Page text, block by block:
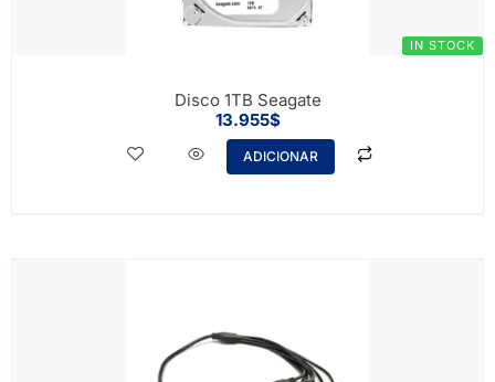
IN STOCK
Disco 1TB Seagate
13.955$
ADICIONAR